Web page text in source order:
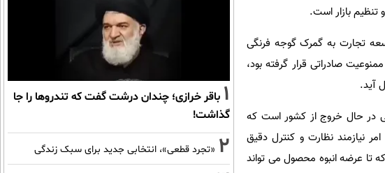
تجارت به گمرک گوجه فرنگی
از ممنوعیت صادراتی قرار گرفته بود،
آید.
در حال خروج از کشور است که
نیازمند نظارت و کنترل دقیق
تا عرضه انبوه محصول می تواند
1 باقر خرازی؛ چندان درشت گفت که تندروها را جا
گذاشت!
2 «تجرد قطعی»، انتخابی جدید برای سبک زندگی